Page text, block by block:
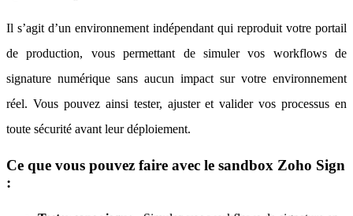
Il s’agit d’un environnement indépendant qui reproduit votre portail
de production, vous permettant de simuler vos workflows de
signature numérique sans aucun impact sur votre environnement
réel. Vous pouvez ainsi tester, ajuster et valider vos processus en
toute sécurité avant leur déploiement.
Ce que vous pouvez faire avec le sandbox Zoho Sign
: